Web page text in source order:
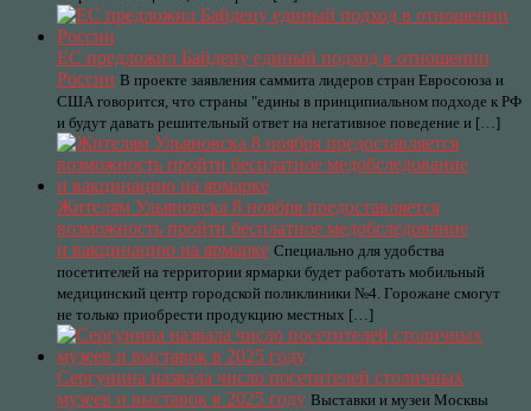
ЕС предложил Байдену единый подход в отношении
России В проекте заявления саммита лидеров стран Евросоюза и
США говорится, что страны "едины в принципиальном подходе к РФ
и будут давать решительный ответ на негативное поведение и […]
Жителям Ульяновска 8 ноября предоставляется
возможность пройти бесплатное медобследование
и вакцинацию на ярмарке Специально для удобства
посетителей на территории ярмарки будет работать мобильный
медицинский центр городской поликлиники №4. Горожане смогут
не только приобрести продукцию местных […]
Сергунина назвала число посетителей столичных
музеев и выставок в 2025 году Выставки и музеи Москвы